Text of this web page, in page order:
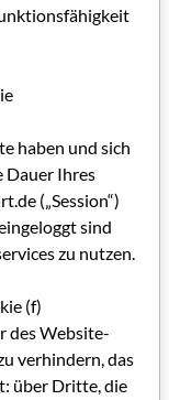
Bilder!
haben und sich
Dauer Ihres
(„Session“)
sind
zu nutzen.
(f)
des Website-
verhindern, das
über Dritte, die